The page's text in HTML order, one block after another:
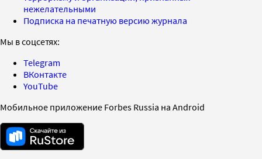
нежелательными
Подписка на печатную версию журнала
Мы в соцсетях:
Telegram
ВКонтакте
YouTube
Мобильное приложение Forbes Russia на Android